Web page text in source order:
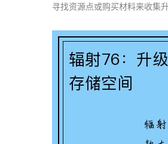
寻找资源点或购买材料来收集